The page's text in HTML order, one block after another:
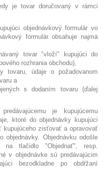
je tovar doručovaný v rámci
objednávkový formulár vo
formulár obsahuje najmä
tovar "vloží" kupujúci do
rozhrania obchodu),
tovaru, údaje o požadovanom
a
s dodaním tovaru (ďalej
je kupujúcemu
ktoré do objednávky kupujúci
zisťovať a opravovať
Objednávku odošle
na tlačidlo "Objednať", resp.
v objednávke sú predávajúcim
bezodkladne po obdŕžaní